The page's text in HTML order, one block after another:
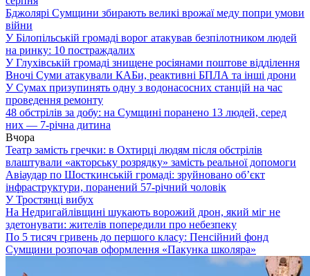
Бджолярі Сумщини збирають великі врожаї меду попри умови
війни
У Білопільській громаді ворог атакував безпілотником людей
на ринку: 10 постраждалих
У Глухівській громаді знищене росіянами поштове відділення
Вночі Суми атакували КАБи, реактивні БПЛА та інші дрони
У Сумах призупинять одну з водонасосних станцій на час
проведення ремонту
48 обстрілів за добу: на Сумщині поранено 13 людей, серед
них — 7-річна дитина
Вчора
Театр замість гречки: в Охтирці людям після обстрілів
влаштували «акторську розрядку» замість реальної допомоги
Авіаудар по Шосткинській громаді: зруйновано об’єкт
інфраструктури, поранений 57-річний чоловік
У Тростянці вибух
На Недригайлівщині шукають ворожий дрон, який міг не
здетонувати: жителів попередили про небезпеку
По 5 тисяч гривень до першого класу: Пенсійний фонд
Сумщини розпочав оформлення «Пакунка школяра»